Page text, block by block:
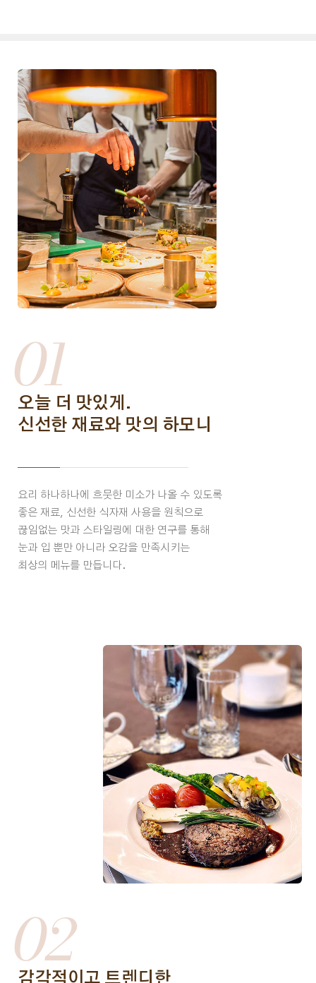
01
오늘 더 맛있게.
신선한 재료와 맛의 하모니
요리 하나하나에 흐뭇한 미소가 나올 수 있도록
좋은 재료, 신선한 식자재 사용을 원칙으로
끊임없는 맛과 스타일링에 대한 연구를 통해
눈과 입 뿐만 아니라 오감을 만족시키는
최상의 메뉴를 만듭니다.
02
감각적이고 트렌디한